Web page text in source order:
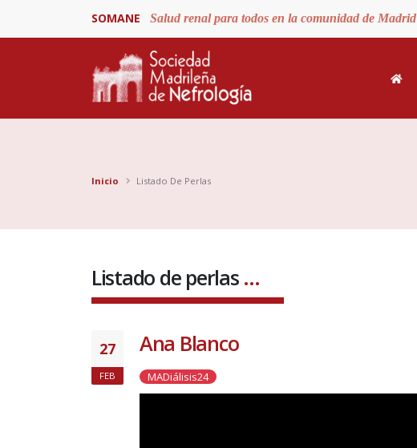
SOMANE Salud renal para todos en la comunidad de Madrid
Inicio Listado De Perlas
Listado de perlas ...
27
FEB
Ana Blanco
MADiálisis24